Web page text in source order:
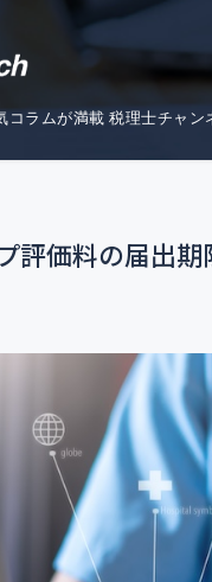
コラムが満載 税理士チャン
評価料の届出期